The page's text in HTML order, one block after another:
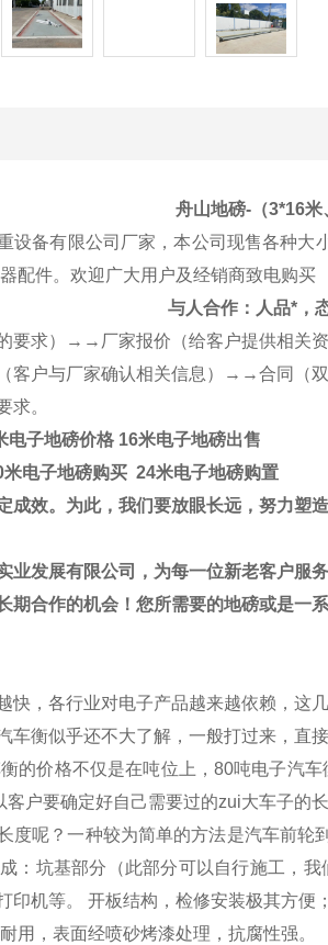
舟山地磅-（3*16
设备有限公司厂家，本公司现售各种大
配件。欢迎广大用户及经销商致电购买
与人合作：人品*，
要求）→→厂家报价（给客户提供相
客户与厂家确认相关信息）→→合同（
。
电子地磅价格 16米电子地磅出售
电子地磅购买 24米电子地磅购置
成效。为此，我们要放眼长远，努力塑造
业发展有限公司，为每一位新老客户服
期合作的机会！您所需要的地磅或是一
快，各行业对电子产品越来越依赖，这
车衡似乎还不大了解，一般打过来，直
的价格不仅是在吨位上， 80吨电子汽车
户要确定好自己需要过的zui大车子的长
度呢？一种较为简单的方法是汽车前轮
：坑基部分（此部分可以自行施工，
印机等。
开板结构，检修安装极其方便；
用，表面经喷砂烤漆处理，抗腐性强。